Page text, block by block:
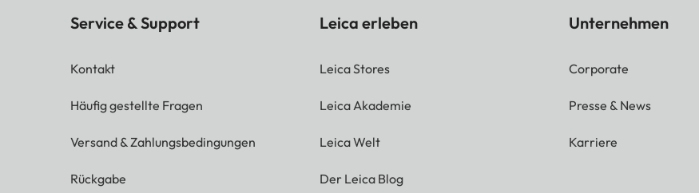
Service & Support
Kontakt
Häufig gestellte Fragen
Versand & Zahlungsbedingungen
Rückgabe
Leica erleben
Leica Stores
Leica Akademie
Leica Welt
Der Leica Blog
Unternehmen
Corporate
Presse & News
Karriere